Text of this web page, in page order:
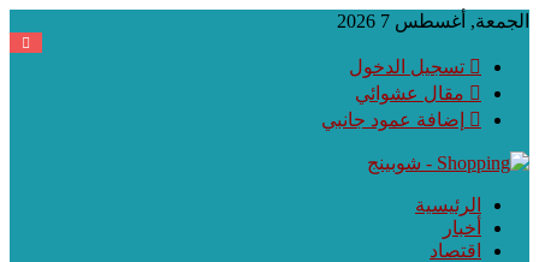
الجمعة, أغسطس 7 2026
تسجيل الدخول
مقال عشوائي
إضافة عمود جانبي
الرئيسية
أخبار
اقتصاد